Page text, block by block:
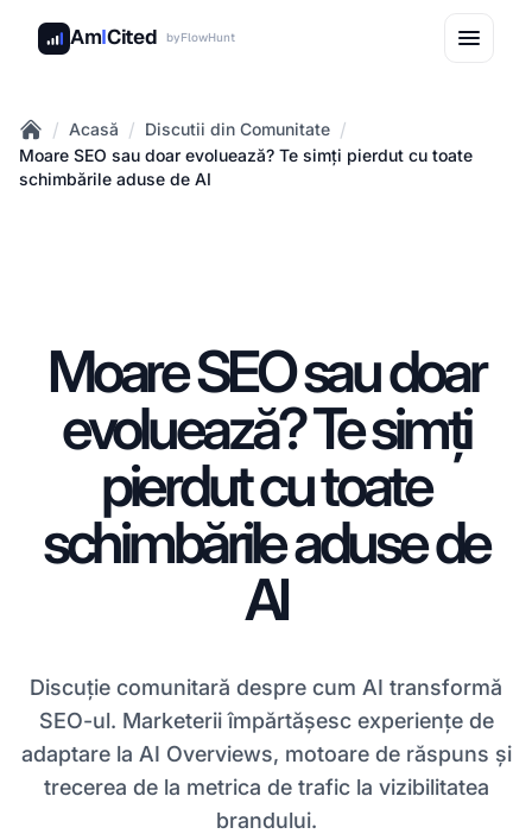
AmICited byFlowHunt
Home
/ Acasă / Discutii din Comunitate /
Moare SEO sau doar evoluează? Te simți pierdut cu toate
schimbările aduse de AI
Moare SEO sau doar
evoluează? Te simți
pierdut cu toate
schimbările aduse de
AI
Discuție comunitară despre cum AI transformă
SEO-ul. Marketerii împărtășesc experiențe de
adaptare la AI Overviews, motoare de răspuns și
trecerea de la metrica de trafic la vizibilitatea
brandului.